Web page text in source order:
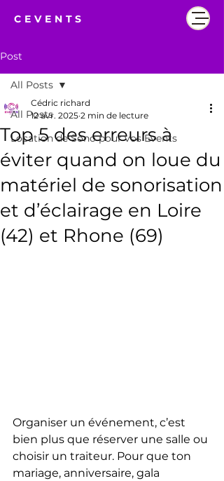
CEVENTS
Post
All Posts
Location de Sono pour vos Events
All Posts
Top 5 des erreurs à
éviter quand on loue du
matériel de sonorisation
et d’éclairage en Loire
(42) et Rhone (69)
Cédric richard
12 avr. 2025 2 min de lecture
Organiser un événement, c’est
bien plus que réserver une salle ou
choisir un traiteur. Pour que ton
mariage, anniversaire, gala